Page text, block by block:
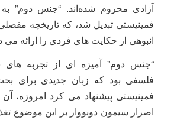
آزادی محروم شده‌اند. “جنس دوم” به
فمینیستی تبدیل شد، که تاریخچه
انبوهی از حکایت های فردی را ارائه می
“جنس دوم” آمیزه ای از تجربه
فلسفی بود که زبان جدیدی برای
فمینیستی پیشنهاد می کرد امروزه، آن
اصرار سیمون دوبووار بر این موضوع